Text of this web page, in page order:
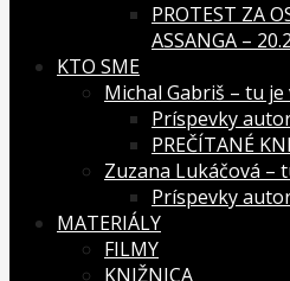
PROTEST ZA
ASSANGA –
KTO SME
Michal Gabriš – tu je
Príspevky
PREČÍTANÉ
Zuzana Lukáčová –
Príspevky
MATERIÁLY
FILMY
KNIŽNICA